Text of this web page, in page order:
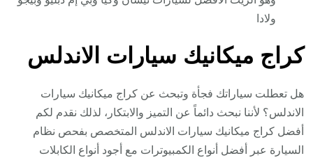
ولادا
كراج ميكانيك سيارات الاندلس
هل تعطلت سياراتك فجأة وتبحث عن كراج ميكانيك سيارات
الاندلس؟ لأننا نبحث دائماً عن التميز والابتكار، لذلك نقدم لكم
أفضل كراج ميكانيك سيارات الاندلس المتخصص بفحص نظام
السيارة عبر أفضل أنواع الكمبيوترات مع أجود أنواع الكابلات